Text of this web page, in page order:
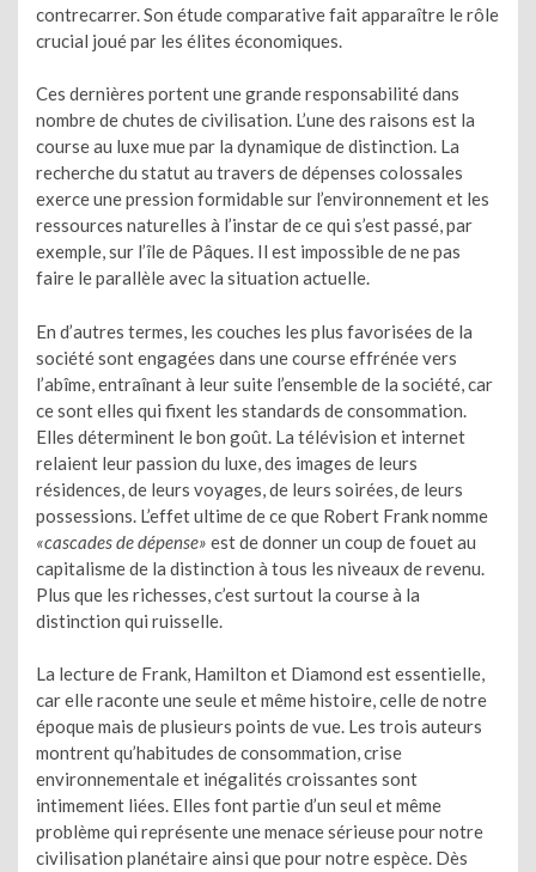
contrecarrer. Son étude comparative fait apparaître le rôle
crucial joué par les élites économiques.
Ces dernières portent une grande responsabilité dans
nombre de chutes de civilisation. L’une des raisons est la
course au luxe mue par la dynamique de distinction. La
recherche du statut au travers de dépenses colossales
exerce une pression formidable sur l’environnement et les
ressources naturelles à l’instar de ce qui s’est passé, par
exemple, sur l’île de Pâques. Il est impossible de ne pas
faire le parallèle avec la situation actuelle.
En d’autres termes, les couches les plus favorisées de la
société sont engagées dans une course effrénée vers
l’abîme, entraînant à leur suite l’ensemble de la société, car
ce sont elles qui fixent les standards de consommation.
Elles déterminent le bon goût. La télévision et internet
relaient leur passion du luxe, des images de leurs
résidences, de leurs voyages, de leurs soirées, de leurs
possessions. L’effet ultime de ce que Robert Frank nomme
«cascades de dépense» est de donner un coup de fouet au
capitalisme de la distinction à tous les niveaux de revenu.
Plus que les richesses, c’est surtout la course à la
distinction qui ruisselle.
La lecture de Frank, Hamilton et Diamond est essentielle,
car elle raconte une seule et même histoire, celle de notre
époque mais de plusieurs points de vue. Les trois auteurs
montrent qu’habitudes de consommation, crise
environnementale et inégalités croissantes sont
intimement liées. Elles font partie d’un seul et même
problème qui représente une menace sérieuse pour notre
civilisation planétaire ainsi que pour notre espèce. Dès